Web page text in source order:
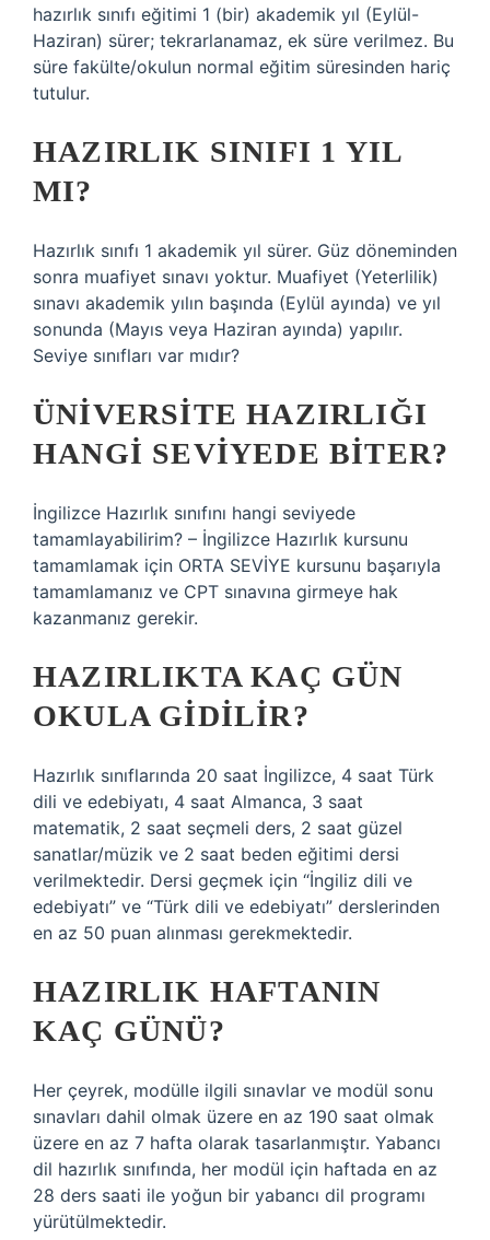
hazırlık sınıfı eğitimi 1 (bir) akademik yıl (Eylül-
Haziran) sürer; tekrarlanamaz, ek süre verilmez. Bu
süre fakülte/okulun normal eğitim süresinden hariç
tutulur.
HAZIRLIK SINIFI 1 YIL
MI?
Hazırlık sınıfı 1 akademik yıl sürer. Güz döneminden
sonra muafiyet sınavı yoktur. Muafiyet (Yeterlilik)
sınavı akademik yılın başında (Eylül ayında) ve yıl
sonunda (Mayıs veya Haziran ayında) yapılır.
Seviye sınıfları var mıdır?
ÜNIVERSITE HAZIRLIĞI
HANGI SEVIYEDE BITER?
İngilizce Hazırlık sınıfını hangi seviyede
tamamlayabilirim? – İngilizce Hazırlık kursunu
tamamlamak için ORTA SEVİYE kursunu başarıyla
tamamlamanız ve CPT sınavına girmeye hak
kazanmanız gerekir.
HAZIRLIKTA KAÇ GÜN
OKULA GIDILIR?
Hazırlık sınıflarında 20 saat İngilizce, 4 saat Türk
dili ve edebiyatı, 4 saat Almanca, 3 saat
matematik, 2 saat seçmeli ders, 2 saat güzel
sanatlar/müzik ve 2 saat beden eğitimi dersi
verilmektedir. Dersi geçmek için “İngiliz dili ve
edebiyatı” ve “Türk dili ve edebiyatı” derslerinden
en az 50 puan alınması gerekmektedir.
HAZIRLIK HAFTANIN
KAÇ GÜNÜ?
Her çeyrek, modülle ilgili sınavlar ve modül sonu
sınavları dahil olmak üzere en az 190 saat olmak
üzere en az 7 hafta olarak tasarlanmıştır. Yabancı
dil hazırlık sınıfında, her modül için haftada en az
28 ders saati ile yoğun bir yabancı dil programı
yürütülmektedir.